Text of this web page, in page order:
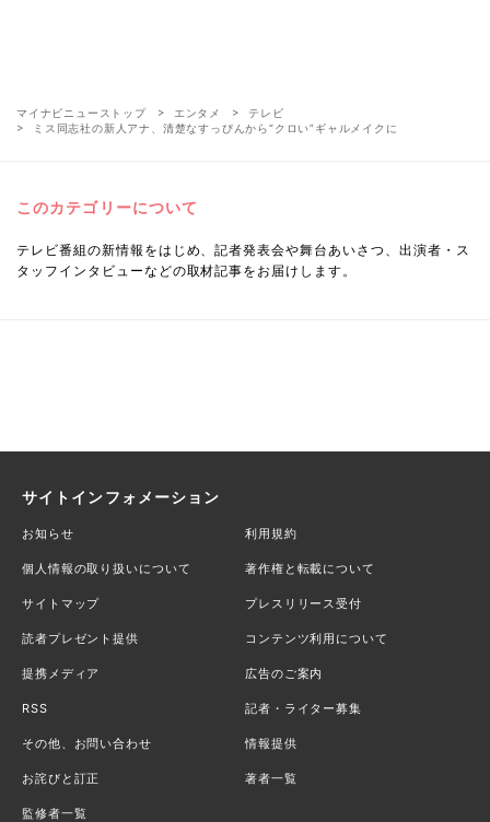
マイナビニューストップ エンタメ
テレビ
ミス同志社の新人アナ、清楚なすっぴんから“クロい”ギャルメイクに
このカテゴリーについて
テレビ番組の新情報をはじめ、記者発表会や舞台あいさつ、出演者・ス
タッフインタビューなどの取材記事をお届けします。
サイトインフォメーション
お知らせ 利用規約
個人情報の取り扱いについて 著作権と転載について
サイトマップ プレスリリース受付
読者プレゼント提供 コンテンツ利用について
提携メディア 広告のご案内
RSS 記者・ライター募集
その他、お問い合わせ 情報提供
お詫びと訂正 著者一覧
監修者一覧